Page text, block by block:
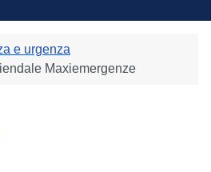
e urgenza
Maxiemergenze